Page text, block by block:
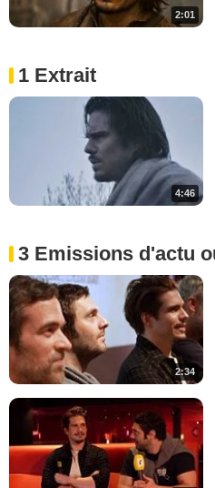
2:01
1 Extrait
4:46
3 Emissions d'actu
2:34